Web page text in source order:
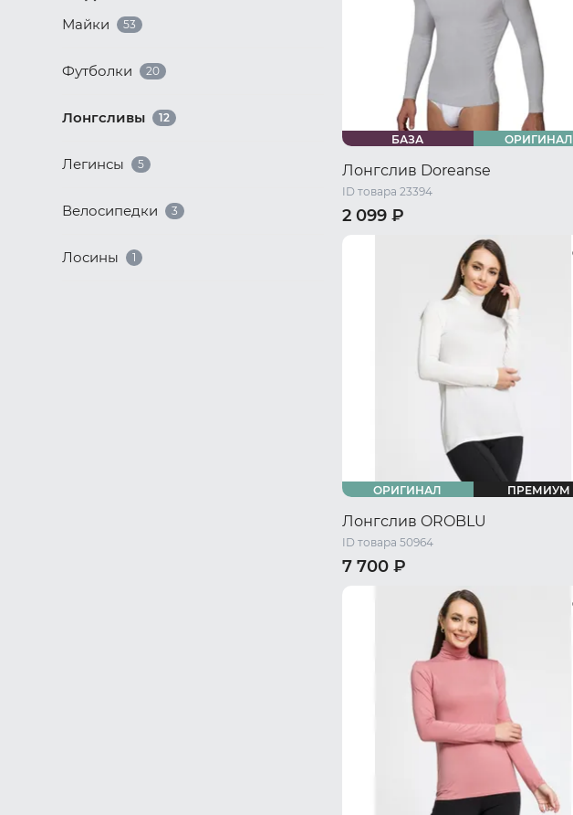
Майки
53
Футболки 20
Лонгсливы 12
Легинсы 5
Велосипедки 3
Лосины 1
БАЗА ОРИГИНАЛ
Лонгслив Doreanse
ID товара 23394
2 099 ₽
46 RU / M
48 RU / L
52 RU / XXL
ОРИГИНАЛ ПРЕМИУМ
Лонгслив OROBLU
ID товара 50964
7 700 ₽
44 RU / S
50 RU / XL